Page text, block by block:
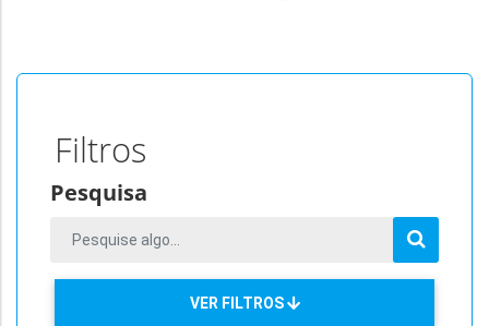
Filtros
Pesquisa
VER FILTROS